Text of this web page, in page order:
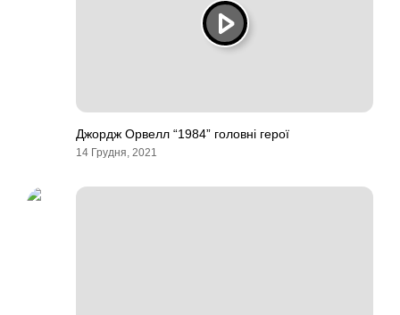
Джордж Орвелл “1984” головні герої
14 Грудня, 2021